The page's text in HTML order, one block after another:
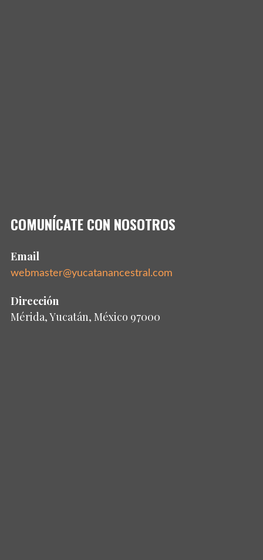
COMUNÍCATE CON NOSOTROS
Email
webmaster@yucatanancestral.com
Dirección
Mérida, Yucatán, México 97000